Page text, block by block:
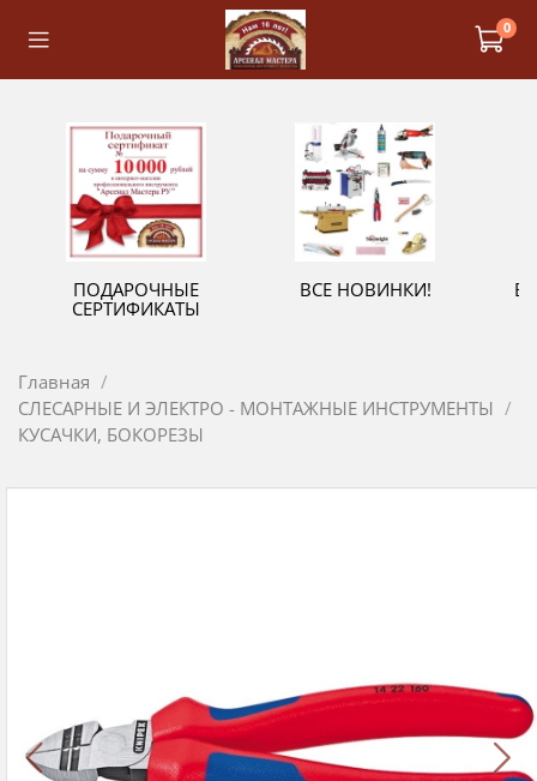
0
ПОДАРОЧНЫЕ
СЕРТИФИКАТЫ
ВСЕ НОВИНКИ!
Главная
СЛЕСАРНЫЕ И ЭЛЕКТРО - МОНТАЖНЫЕ ИНСТРУМЕНТЫ
КУСАЧКИ, БОКОРЕЗЫ